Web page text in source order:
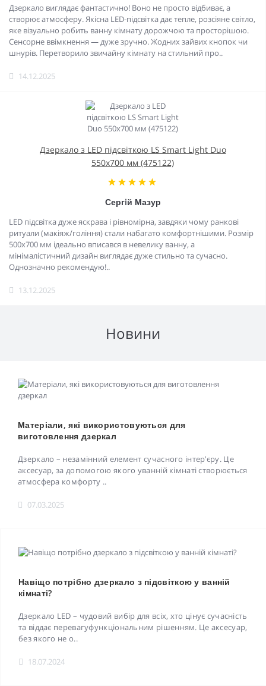
Дзеркало виглядає фантастично! Воно не просто відбиває, а
створює атмосферу. Якісна LED-підсвітка дає тепле, розсіяне світло,
яке візуально робить ванну кімнату дорожчою та просторішою.
Сенсорне ввімкнення — дуже зручно. Жодних зайвих кнопок чи
шнурів. Перетворило звичайну кімнату на стильний про..
14.12.2025
Дзеркало з LED підсвіткою LS Smart Light Duo
550х700 мм (475122)
Сергiй Мазур
LED підсвітка дуже яскрава і рівномірна, завдяки чому ранкові
ритуали (макіяж/гоління) стали набагато комфортнішими. Розмір
500х700 мм ідеально вписався в невелику ванну, а
мінімалістичний дизайн виглядає дуже стильно та сучасно.
Однозначно рекомендую!..
13.12.2025
Новини
Матеріали, які використовуються для
виготовлення дзеркал
Дзеркало – незамінний елемент сучасного інтер’єру. Це
аксесуар, за допомогою якого уванній кімнаті створюється
атмосфера комфорту ..
07.03.2025
Навіщо потрібно дзеркало з підсвіткою у ванній
кімнаті?
Дзеркало LED – чудовий вибір для всіх, хто цінує сучасність
та віддає перевагуфункціональним рішенням. Це аксесуар,
без якого не о..
18.07.2024